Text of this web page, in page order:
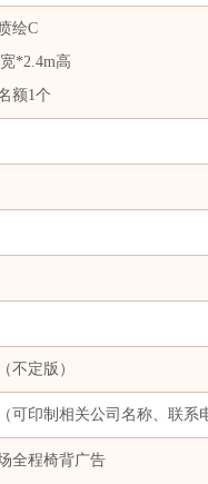
司
司
表处
公司
司
绘C
*2.4m高
额1个
不定版）
可印制相关公司名称、联系
全程椅背广告